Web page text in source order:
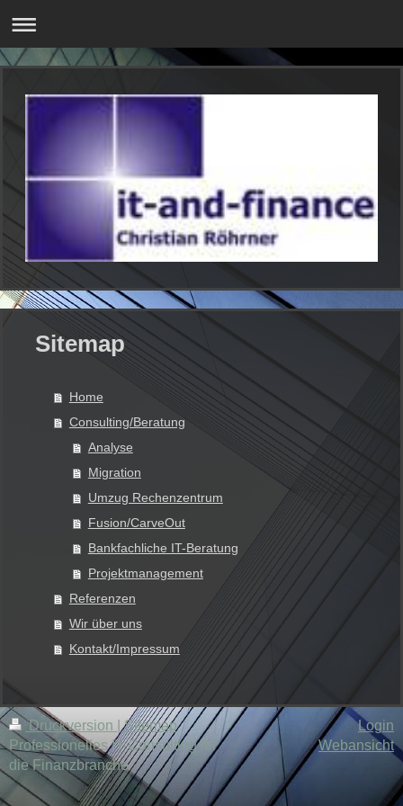
Sitemap
Home
Consulting/Beratung
Analyse
Migration
Umzug Rechenzentrum
Fusion/CarveOut
Bankfachliche IT-Beratung
Projektmanagement
Referenzen
Wir über uns
Kontakt/Impressum
Druckversion | Sitemap
Professionelles IT-Consulting für
die Finanzbranche
Login
Webansicht